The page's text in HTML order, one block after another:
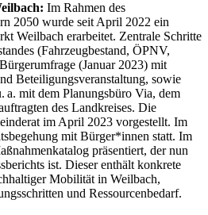
Im Rahmen des
2050 wurde seit April 2022 ein
Weilbach erarbeitet. Zentrale Schritte
(Fahrzeugbestand, ÖPNV,
(Januar 2023) mit
Beteiligungsveranstaltung, sowie
a. mit dem Planungsbüro Via, dem
des Landkreises. Die
im April 2023 vorgestellt. Im
mit Bürger*innen statt. Im
präsentiert, der nun
ist. Dieser enthält konkrete
Mobilität in Weilbach,
und Ressourcenbedarf.